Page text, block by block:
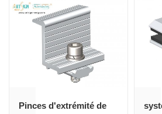
Pinces d'extrémité de